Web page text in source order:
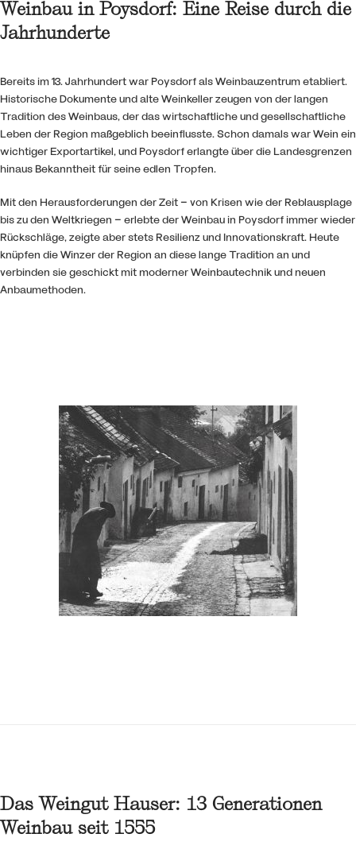
Weinbau in Poysdorf: Eine Reise durch die
Jahrhunderte
Bereits im 13. Jahrhundert war Poysdorf als Weinbauzentrum etabliert.
Historische Dokumente und alte Weinkeller zeugen von der langen
Tradition des Weinbaus, der das wirtschaftliche und gesellschaftliche
Leben der Region maßgeblich beeinflusste. Schon damals war Wein ein
wichtiger Exportartikel, und Poysdorf erlangte über die Landesgrenzen
hinaus Bekanntheit für seine edlen Tropfen.
Mit den Herausforderungen der Zeit – von Krisen wie der Reblausplage
bis zu den Weltkriegen – erlebte der Weinbau in Poysdorf immer wieder
Rückschläge, zeigte aber stets Resilienz und Innovationskraft. Heute
knüpfen die Winzer der Region an diese lange Tradition an und
verbinden sie geschickt mit moderner Weinbautechnik und neuen
Anbaumethoden.
Das Weingut Hauser: 13 Generationen
Weinbau seit 1555